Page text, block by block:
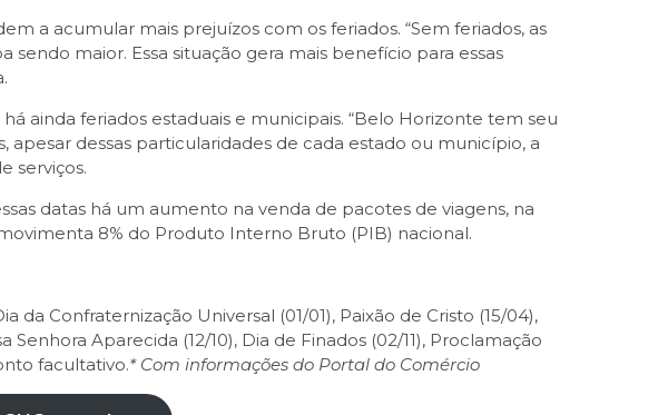
a acumular mais prejuízos com os feriados. “Sem feriados, as
maior. Essa situação gera mais benefício para essas
ainda feriados estaduais e municipais. “Belo Horizonte tem seu
apesar dessas particularidades de cada estado ou município, a
serviços.
datas há um aumento na venda de pacotes de viagens, na
8% do Produto Interno Bruto (PIB) nacional.
Confraternização Universal (01/01), Paixão de Cristo (15/04),
Aparecida (12/10), Dia de Finados (02/11), Proclamação
facultativo.* Com informações do Portal do Comércio